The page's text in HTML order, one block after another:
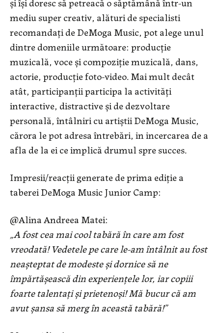
mediu super creativ, alături de specialisti
recomandați de DeMoga Music, pot alege unul
dintre domeniile următoare: producție
muzicală, voce și compoziție muzicală, dans,
actorie, producție foto-video. Mai mult decât
atât, participanții participa la activități
interactive, distractive și de dezvoltare
personală, întâlniri cu artiștii DeMoga Music,
cărora le pot adresa întrebări, in incercarea de a
afla de la ei ce implică drumul spre succes.
Impresii/reacții generate de prima ediție a
taberei DeMoga Music Junior Camp:
@Alina Andreea Matei:
„A fost cea mai cool tabără în care am fost
vreodată! Vedetele pe care le-am întâlnit au fost
neașteptat de modeste și dornice să ne
împărtășească din experiențele lor, iar copiii
foarte talentați și prietenoși! Mă bucur că am
avut șansa să merg în această tabără!”